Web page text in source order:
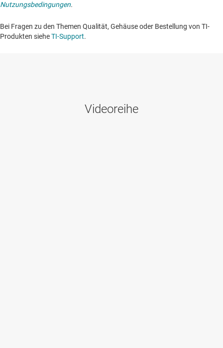
Nutzungsbedingungen.
Bei Fragen zu den Themen Qualität, Gehäuse oder Bestellung von TI-
Produkten sieheTI-Support. ​​​​​​​​​​​​​​
Videoreihe